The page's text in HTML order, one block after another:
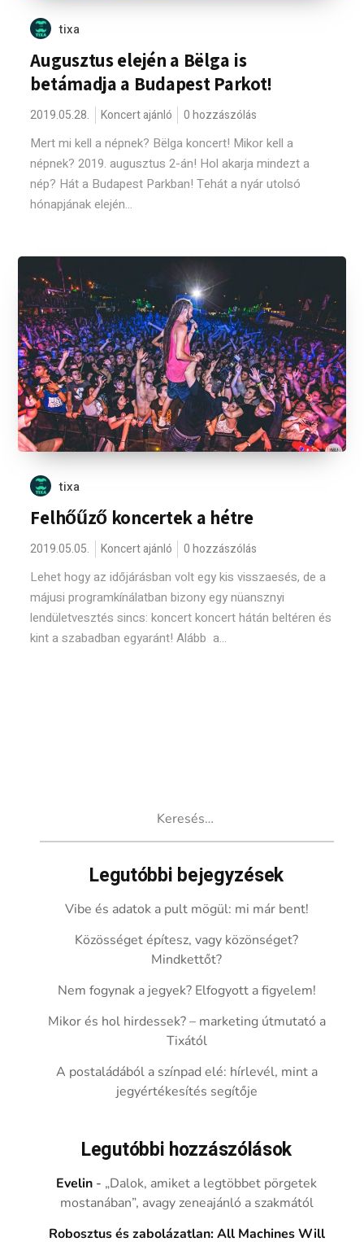
tixa
Augusztus elején a Bëlga is
betámadja a Budapest Parkot!
2019.05.28. Koncert ajánló 0 hozzászólás
Mert mi kell a népnek? Bëlga koncert! Mikor kell a
népnek? 2019. augusztus 2-án! Hol akarja mindezt a
nép? Hát a Budapest Parkban! Tehát a nyár utolsó
hónapjának elején...
tixa
Felhőűző koncertek a hétre
2019.05.05. Koncert ajánló 0 hozzászólás
Lehet hogy az időjárásban volt egy kis visszaesés, de a
májusi programkínálatban bizony egy nüansznyi
lendületvesztés sincs: koncert koncert hátán beltéren és
kint a szabadban egyaránt! Alább a...
Legutóbbi bejegyzések
Vibe és adatok a pult mögül: mi már bent!
Közösséget építesz, vagy közönséget?
Mindkettőt?
Nem fogynak a jegyek? Elfogyott a figyelem!
Mikor és hol hirdessek? – marketing útmutató a
Tixától
A postaládából a színpad elé: hírlevél, mint a
jegyértékesítés segítője
Legutóbbi hozzászólások
Evelin - „Dalok, amiket a legtöbbet pörgetek
mostanában”, avagy zeneajánló a szakmától
Robosztus és zabolázatlan: All Machines Will